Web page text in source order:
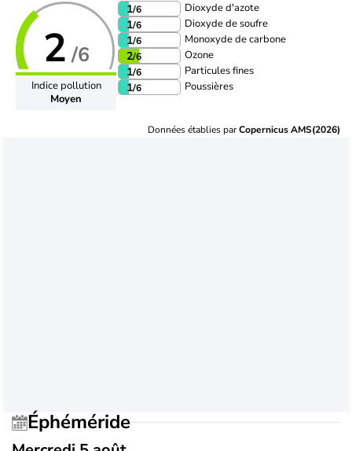
2 /6
Indice pollution
Moyen
1/6 Dioxyde d'azote
1/6 Dioxyde de soufre
1/6 Monoxyde de carbone
2/6 Ozone
1/6 Particules fines
1/6 Poussières
Données établies parCopernicus AMS(2026)
Éphéméride